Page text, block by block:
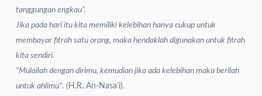
tanggungan engkau”.
Jika pada hari itu kita memiliki kelebihan hanya cukup untuk
membayar fitrah satu orang, maka hendaklah digunakan untuk fitrah
kita sendiri.
“Mulailah dengan dirimu, kemudian jika ada kelebihan maka berilah
untuk ahlimu”. (H.R. An-Nasa’i).